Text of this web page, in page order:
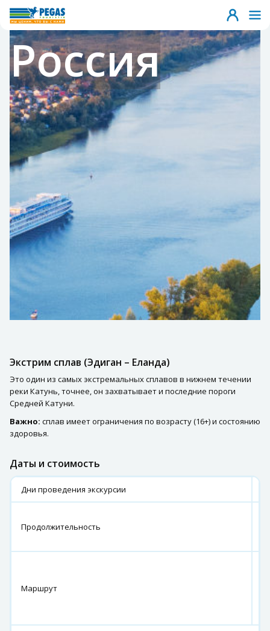
Россия
Экстрим сплав (Эдиган – Еланда)
Это один из самых экстремальных сплавов в нижнем течении
реки Катунь, точнее, он захватывает и последние пороги
Средней Катуни.
Важно: сплав имеет ограничения по возрасту (16+) и состоянию
здоровья.
Даты и стоимость
Дни проведения экскурсии
Продолжительность
Маршрут